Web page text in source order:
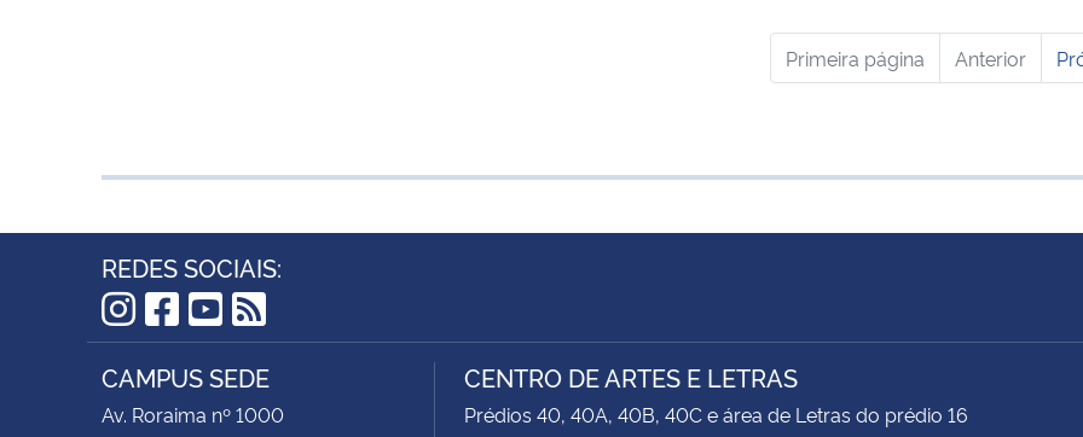
Primeira página Anterior
REDES SOCIAIS:
Instagram
Facebook
YouTube
RSS
CAMPUS SEDE
Av. Roraima nº 1000
CENTRO DE ARTES E LETRAS
Prédios 40, 40A, 40B, 40C e área de Letras do prédio 16